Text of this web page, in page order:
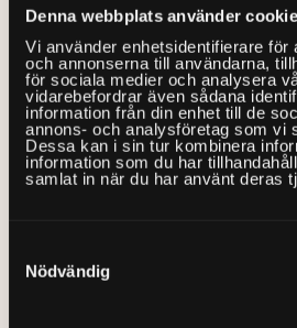
Denna webbplats använder
Vi använder enhetsidentifierare för
och annonserna till användarna,
för sociala medier och analysera
vidarebefordrar även sådana
information från din enhet till de
annons- och analysföretag som vi
Dessa kan i sin tur kombinera
information som du har
samlat in när du har använt deras
Nödvändig
Så gör du för att
din dator
Det finns såklart flera olika sätt du
på. Nedan ger vi 3 tips på relativt
Konfigurera datorns hastighet
–
hastighet rekommenderar vi att du i
datorns RAM. Ett stort RAM-minne